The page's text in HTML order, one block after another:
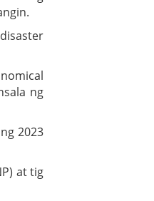
ng
2023
at tig